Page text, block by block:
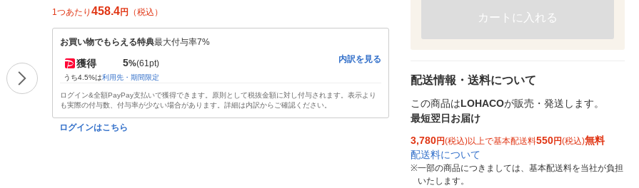
1つあたり 458.4円 （税込）
お買い物でもらえる特典最大付与率7%
獲得 5%(61pt)
うち4.5%は利用先・期間限定
内訳を見る
ログイン&全額PayPay支払いで獲得できます。原則として税抜金額に対し付与されます。表示より
も実際の付与数、付与率が少ない場合があります。詳細は内訳からご確認ください。
ログインはこちら
カートに入れる
配送情報・送料について
この商品はLOHACOが販売・発送します。
最短翌日お届け
3,780円(税込)以上で基本配送料550円(税込)無料
配送料について
※一部の商品につきましては、基本配送料を当社が負担
いたします。